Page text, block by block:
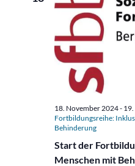
Start der
Menschen mit
18. November 2024-
Fortbildungsreihe:
Behinderung